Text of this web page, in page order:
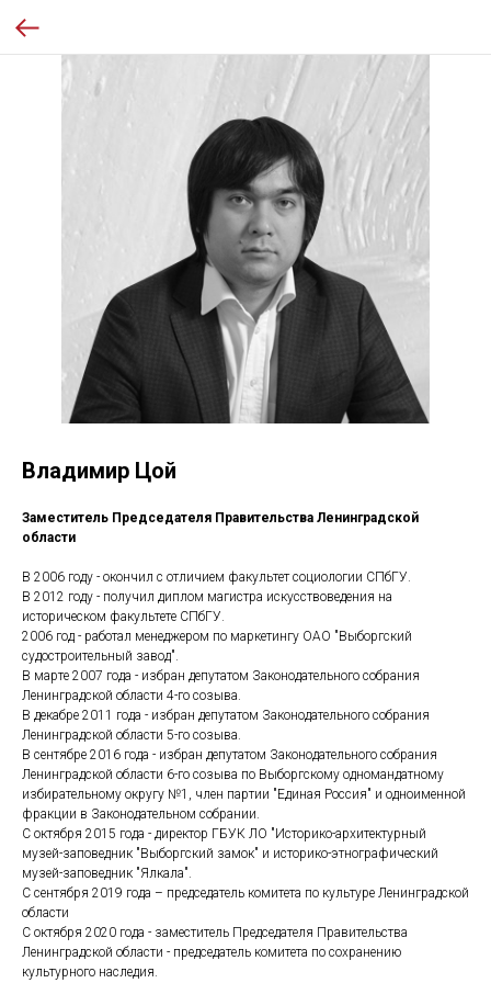
Владимир Цой
Заместитель Председателя Правительства Ленинградской
области
В 2006 году - окончил с отличием факультет социологии СПбГУ.
В 2012 году - получил диплом магистра искусствоведения на
историческом факультете СПбГУ.
2006 год - работал менеджером по маркетингу ОАО "Выборгский
судостроительный завод".
В марте 2007 года - избран депутатом Законодательного собрания
Ленинградской области 4-го созыва.
В декабре 2011 года - избран депутатом Законодательного собрания
Ленинградской области 5-го созыва.
В сентябре 2016 года - избран депутатом Законодательного собрания
Ленинградской области 6-го созыва по Выборгскому одномандатному
избирательному округу №1, член партии "Единая Россия" и одноименной
фракции в Законодательном собрании.
С октября 2015 года - директор ГБУК ЛО "Историко-архитектурный
музей-заповедник "Выборгский замок" и историко-этнографический
музей-заповедник "Ялкала".
С сентября 2019 года – председатель комитета по культуре Ленинградской
области
С октября 2020 года - заместитель Председателя Правительства
Ленинградской области - председатель комитета по сохранению
культурного наследия.